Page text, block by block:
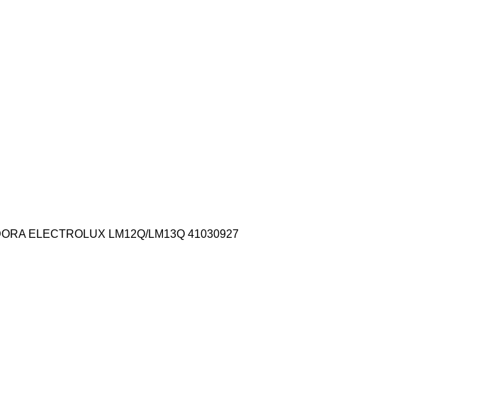
ELECTROLUX LM12Q/LM13Q 41030927